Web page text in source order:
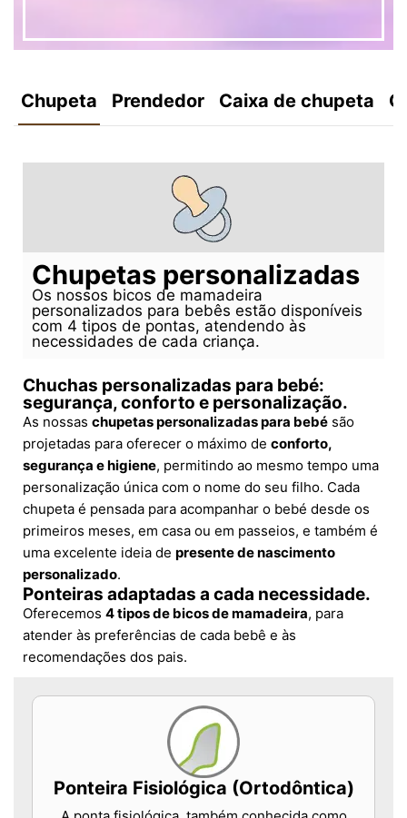
Chupeta Prendedor Caixa de chupeta
Chupetas personalizadas
Os nossos bicos de mamadeira
personalizados para bebês estão disponíveis
com 4 tipos de pontas, atendendo às
necessidades de cada criança.
Chuchas personalizadas para bebé:
segurança, conforto e personalização.
As nossas chupetas personalizadas para bebé são
projetadas para oferecer o máximo de conforto,
segurança e higiene, permitindo ao mesmo tempo uma
personalização única com o nome do seu filho. Cada
chupeta é pensada para acompanhar o bebé desde os
primeiros meses, em casa ou em passeios, e também é
uma excelente ideia de presente de nascimento
personalizado.
Ponteiras adaptadas a cada necessidade.
Oferecemos 4 tipos de bicos de mamadeira, para
atender às preferências de cada bebê e às
recomendações dos pais.
Ponteira Fisiológica (Ortodôntica)